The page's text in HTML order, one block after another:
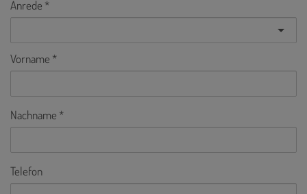
Anrede
Vorname
Nachname
Telefon